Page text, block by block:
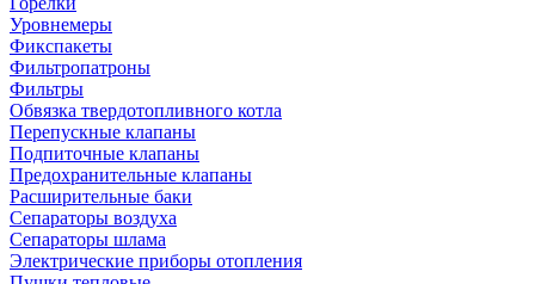
Уровнемеры
Фикспакеты
Фильтропатроны
Фильтры
Обвязка твердотопливного котла
Перепускные клапаны
Подпиточные клапаны
Предохранительные клапаны
Расширительные баки
Сепараторы воздуха
Сепараторы шлама
Электрические приборы отопления